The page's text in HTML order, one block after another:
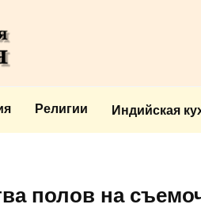
Религии Индийская
полов на